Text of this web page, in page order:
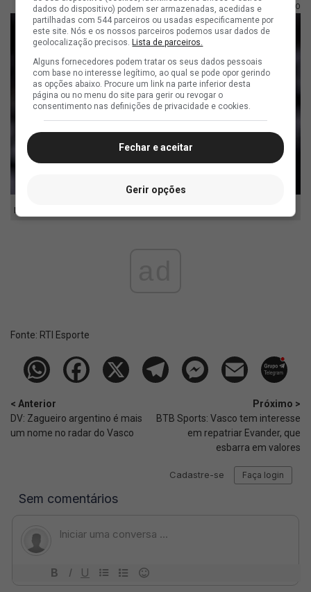
FOTO: MATHEUS LIMA/VASCO
Marino Hinestroza
Fonte: RTI Esporte
< Anterior
DV: Zagueiro argentino é mais
um nome no radar do Vasco
Próximo >
BTB Sports: Vasco tem interesse
em repatriar Evander, que
esbarra em valores
dados do dispositivo) podem ser armazenadas, acedidas e
partilhadas com 544 parceiros ou usadas especificamente por
este site. Nós e os nossos parceiros podemos usar dados de
geolocalização precisos. Lista de parceiros.
Alguns fornecedores podem tratar os seus dados pessoais
com base no interesse legítimo, ao qual se pode opor gerindo
as opções abaixo. Procure um link na parte inferior desta
página ou no menu do site para gerir ou revogar o
consentimento nas definições de privacidade e cookies.
Fechar e aceitar
Gerir opções